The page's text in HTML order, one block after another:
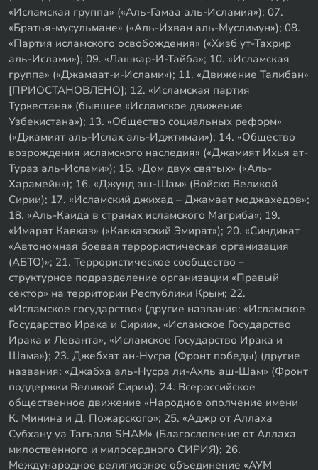
«Исламская группа» («Аль-Гамаа аль-Исламия»); 07.
«Братья-мусульмане» («Аль-Ихван аль-Муслимун»); 08.
«Партия исламского освобождения» («Хизб ут-Тахрир
аль-Ислами»); 09. «Лашкар-И-Тайба»; 10. «Исламская
группа» («Джамаат-и-Ислами»); 11. «Движение Талибан»
[ПРИОСТАНОВЛЕНО]; 12. «Исламская партия
Туркестана» (бывшее «Исламское движение
Узбекистана»); 13. «Общество социальных реформ»
(«Джамият аль-Ислах аль-Иджтимаи»); 14. «Общество
возрождения исламского наследия» («Джамият Ихья ат-
Тураз аль-Ислами»); 15. «Дом двух святых» («Аль-
Харамейн»); 16. «Джунд аш-Шам» (Войско Великой
Сирии); 17. «Исламский джихад – Джамаат моджахедов»;
18. «Аль-Каида в странах исламского Магриба»; 19.
«Имарат Кавказ» («Кавказский Эмират»); 20. «Синдикат
«Автономная боевая террористическая организация
(АБТО)»; 21. Террористическое сообщество –
структурное подразделение организации «Правый
сектор» на территории Республики Крым; 22.
«Исламское государство» (другие названия: «Исламское
Государство Ирака и Сирии», «Исламское Государство
Ирака и Леванта», «Исламское Государство Ирака и
Шама»); 23. Джебхат ан-Нусра (Фронт победы) (другие
названия: «Джабха аль-Нусра ли-Ахль аш-Шам» (Фронт
поддержки Великой Сирии); 24. Всероссийское
общественное движение «Народное ополчение имени
К. Минина и Д. Пожарского»; 25. «Аджр от Аллаха
Субхану уа Тагьаля SHAM» (Благословение от Аллаха
милоственного и милосердного СИРИЯ); 26.
Международное религиозное объединение «АУМ